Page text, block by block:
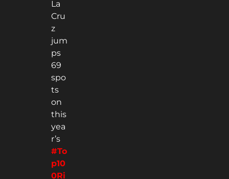
La
Cru
z
jum
ps
69
spo
ts
on
this
yea
r’s
#To
p10
0Ri